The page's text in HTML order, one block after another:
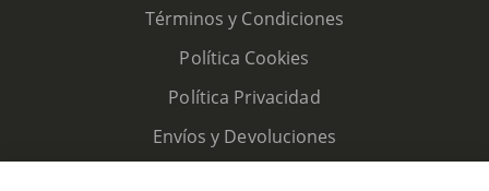
Términos y Condiciones
Política Cookies
Política Privacidad
Envíos y Devoluciones